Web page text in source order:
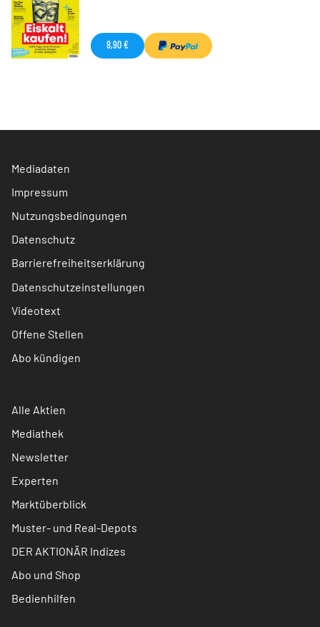
8,90 €
Mediadaten
Impressum
Nutzungsbedingungen
Datenschutz
Barrierefreiheitserklärung
Datenschutzeinstellungen
Videotext
Offene Stellen
Abo kündigen
Alle Aktien
Mediathek
Newsletter
Experten
Marktüberblick
Muster- und Real-Depots
DER AKTIONÄR Indizes
Abo und Shop
Bedienhilfen